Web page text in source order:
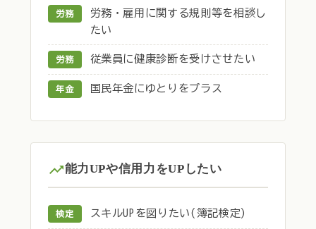
労務
労務・雇用に関する規則等を相談し
たい
労務 従業員に健康診断を受けさせたい
年金 国民年金にゆとりをプラス
能力UPや信用力をUPしたい
検定 スキルUPを図りたい(簿記検定)